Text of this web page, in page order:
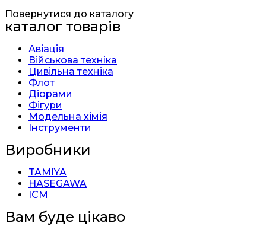
Повернутися до каталогу
каталог товарів
Авіація
Військова техніка
Цивільна техніка
Флот
Діорами
Фігури
Модельна хімія
Інструменти
Виробники
TAMIYA
HASEGAWA
ICM
Вам буде цікаво